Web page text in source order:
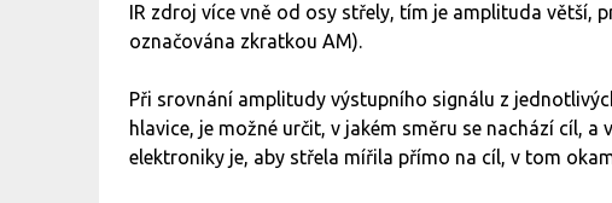
IR zdroj více vně od osy střely, tím je amplituda větší,
označována zkratkou AM).
Při srovnání amplitudy výstupního signálu z
hlavice, je možné určit, v jakém směru se nachází cíl,
elektroniky je, aby střela mířila přímo na cíl, v tom